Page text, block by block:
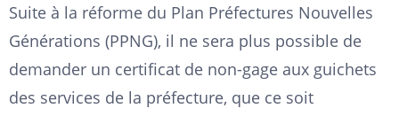
Suite à la réforme du Plan Préfectures Nouvelles
Générations (PPNG), il ne sera plus possible de
demander un certificat de non-gage aux guichets
des services de la préfecture, que ce soit